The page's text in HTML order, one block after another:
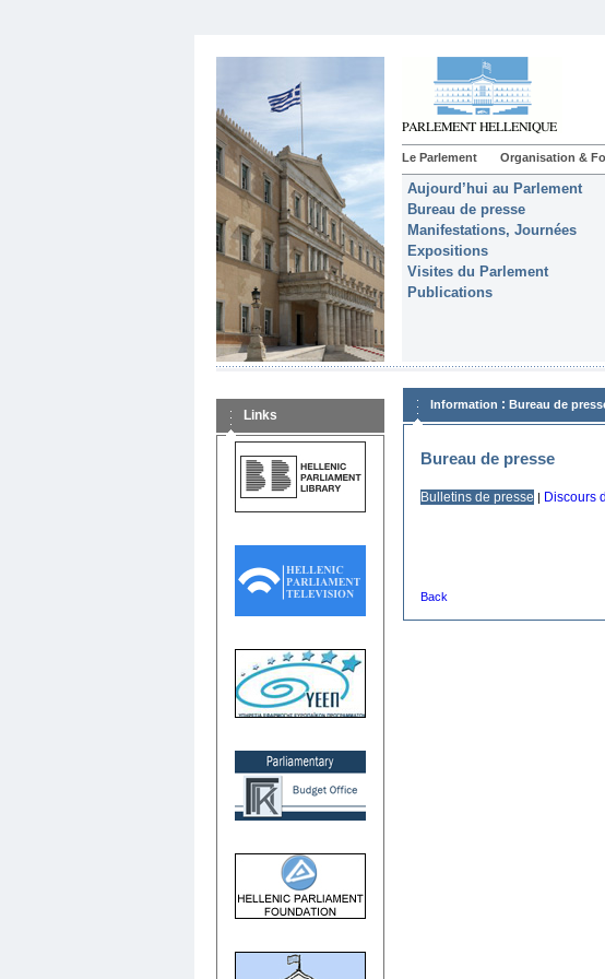
Le Parlement Organisation &
Aujourd’hui au Parlement
Bureau de presse
Manifestations, Journées
Expositions
Visites du Parlement
Publications
Links
Information : Bureau de
Bureau de presse
Bulletins de presse | Discours
Back